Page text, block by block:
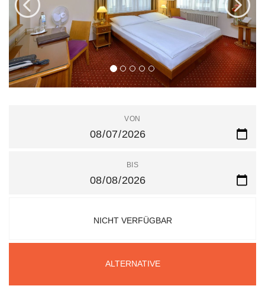
VON
BIS
NICHT VERFÜGBAR
ALTERNATIVE